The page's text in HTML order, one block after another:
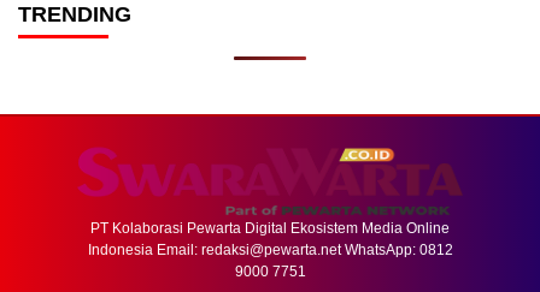
TRENDING
PT Kolaborasi Pewarta Digital Ekosistem Media Online
Indonesia Email: redaksi@pewarta.netWhatsApp: 0812
9000 7751